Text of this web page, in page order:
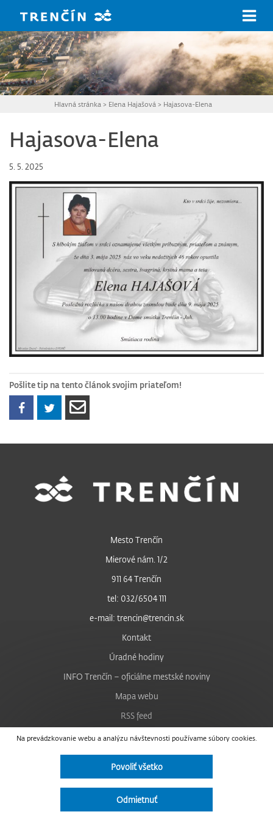
Hlavná stránka > Elena Hajašová > Hajasova-Elena
Hajasova-Elena
5. 5. 2025
Pošlite tip na tento článok svojim priateľom!
Na prevádzkovanie webu a analýzu návštevnosti používame súbory cookies.
Povoliť všetko
Odmietnuť
Mesto Trenčín
Mierové nám. 1/2
911 64 Trenčín
tel: 032/6504 111
e-mail: trencin@trencin.sk
Kontakt
Úradné hodiny
INFO Trenčín – oficiálne mestské noviny
Mapa webu
RSS feed
Nastavenie cookies
Facebook
Instagram
Vyhlásenie o prístupnosti